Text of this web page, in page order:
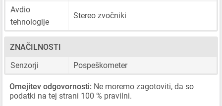
Avdio
tehnologije
Stereo zvočniki
ZNAČILNOSTI
Senzorji
Pospeškometer
Omejitev odgovornosti: Ne moremo zagotoviti, da so
podatki na tej strani 100 % pravilni.